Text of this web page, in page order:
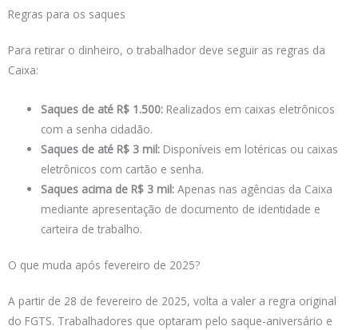
Regras para os saques
Para retirar o dinheiro, o trabalhador deve seguir as regras da
Caixa:
Saques de até R$ 1.500: Realizados em caixas eletrônicos
com a senha cidadão.
Saques de até R$ 3 mil: Disponíveis em lotéricas ou caixas
eletrônicos com cartão e senha.
Saques acima de R$ 3 mil: Apenas nas agências da Caixa
mediante apresentação de documento de identidade e
carteira de trabalho.
O que muda após fevereiro de 2025?
A partir de 28 de fevereiro de 2025, volta a valer a regra original
do FGTS. Trabalhadores que optaram pelo saque-aniversário e